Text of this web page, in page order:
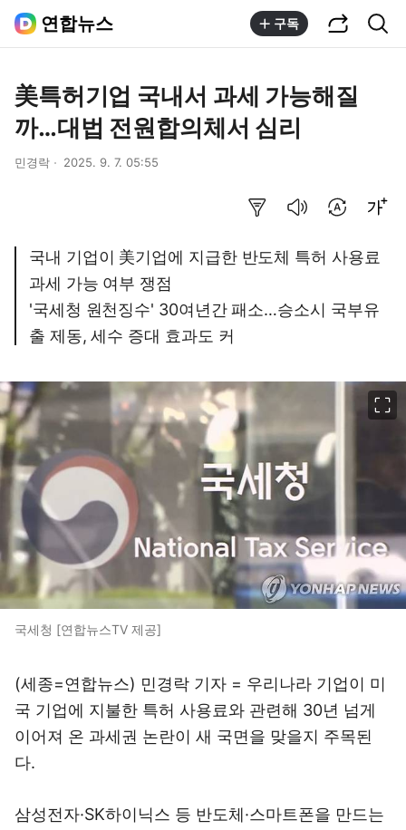
연합뉴스 구독
美특허기업 국내서 과세 가능해질
까…대법 전원합의체서 심리
민경락 2025. 9. 7. 05:55
국내 기업이 美기업에 지급한 반도체 특허 사용료
과세 가능 여부 쟁점
'국세청 원천징수' 30여년간 패소…승소시 국부유
출 제동, 세수 증대 효과도 커
국세청 [연합뉴스TV 제공]
(세종=연합뉴스) 민경락 기자 = 우리나라 기업이 미
국 기업에 지불한 특허 사용료와 관련해 30년 넘게
이어져 온 과세권 논란이 새 국면을 맞을지 주목된
다.
삼성전자·SK하이닉스 등 반도체·스마트폰을 만드는